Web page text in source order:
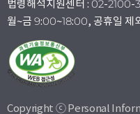
법령해석지원센터 : 02-
월~금 9:00~18:00, 공휴일 제
Copyright ⓒ Personal